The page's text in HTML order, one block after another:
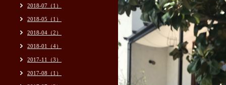
2018-07（1）
2018-05（1）
2018-04（2）
2018-01（4）
2017-11（3）
2017-08（1）